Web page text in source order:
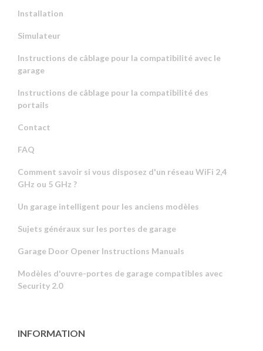
Installation
Simulateur
Instructions de câblage pour la compatibilité avec le
garage
Instructions de câblage pour la compatibilité des
portails
Contact
FAQ
Comment savoir si vous disposez d'un réseau WiFi 2,4
GHz ou 5 GHz ?
Un garage intelligent pour les anciens modèles
Sujets généraux sur les portes de garage
Garage Door Opener Instructions Manuals
Modèles d'ouvre-portes de garage compatibles avec
Security 2.0
INFORMATION